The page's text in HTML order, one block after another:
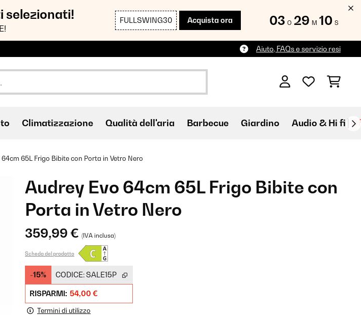
selezionati! FULLSWING30 Acquista ora 03 O 29 M 09 S
Aiuto, FAQs e servizio resi
Climatizzazione Qualità dell'aria Barbecue Giardino Audio & Hi fi
64cm 65L Frigo Bibite con Porta in Vetro Nero
Audrey Evo 64cm 65L Frigo Bibite con
Porta in Vetro Nero
359,99 € (IVA inclusa)
Scheda del prodotto
-15% CODICE:SALE15P
RISPARMI: 54,00 €
Termini di utilizzo